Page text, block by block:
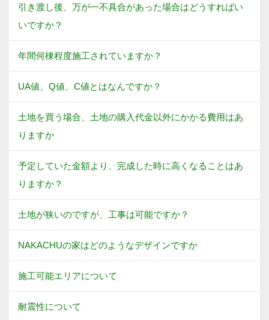
引き渡し後、万が一不具合があった場合はどうすればい
いですか？
年間何棟程度施工されていますか？
UA値、Q値、C値とはなんですか？
土地を買う場合、土地の購入代金以外にかかる費用はあ
りますか
予定していた金額より、完成した時に高くなることはあ
りますか？
土地が狭いのですが、工事は可能ですか？
NAKACHUの家はどのようなデザインですか
施工可能エリアについて
耐震性について